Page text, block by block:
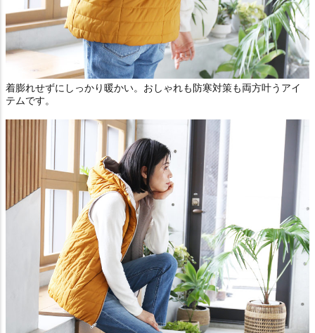
着膨れせずにしっかり暖かい。おしゃれも防寒対策も両方叶うアイ
テムです。